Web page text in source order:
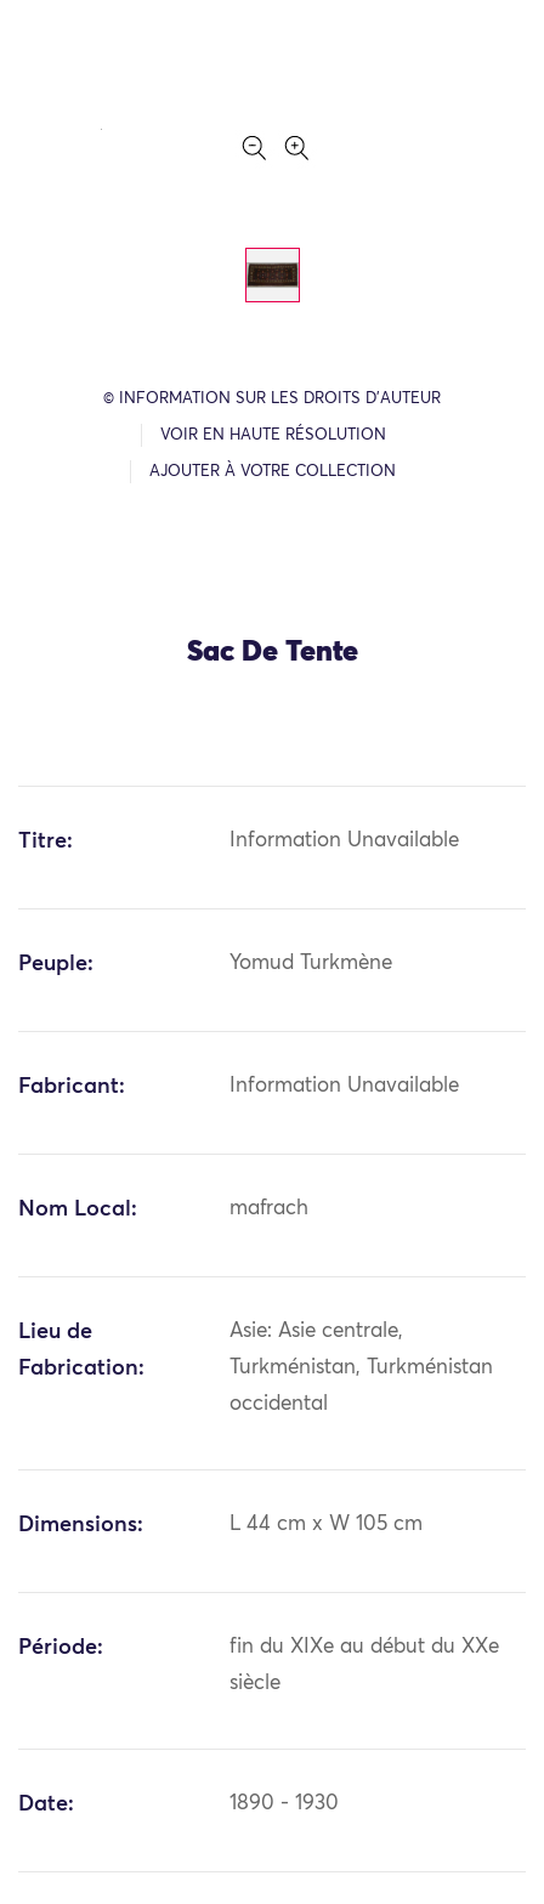
© INFORMATION SUR LES DROITS D’AUTEUR
VOIR EN HAUTE RÉSOLUTION
AJOUTER À VOTRE COLLECTION
Sac De Tente
Titre: Information Unavailable
Peuple: Yomud Turkmène
Fabricant: Information Unavailable
Nom Local: mafrach
Lieu de
Fabrication:
Asie: Asie centrale,
Turkménistan, Turkménistan
occidental
Dimensions: L 44 cm x W 105 cm
Période:
fin du XIXe au début du XXe
siècle
Date: 1890 - 1930